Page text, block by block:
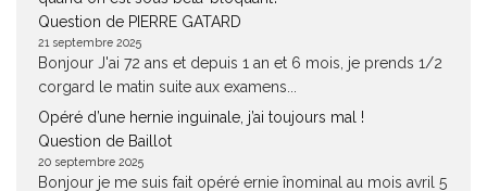
Question de PIERRE GATARD
21 septembre 2025
Bonjour J'ai 72 ans et depuis 1 an et 6 mois, je prends 1/2
corgard le matin suite aux examens...
Opéré d’une hernie inguinale, j’ai toujours mal !
Question de Baillot
20 septembre 2025
Bonjour je me suis fait opéré ernie înominal au mois avril 5